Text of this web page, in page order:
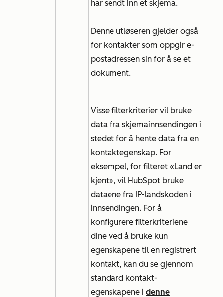
har sendt inn et skjema.
Denne utløseren gjelder også
for kontakter som oppgir e-
postadressen sin for å se et
dokument.
Visse filterkriterier vil bruke
data fra skjemainnsendingen i
stedet for å hente data fra en
kontaktegenskap. For
eksempel, for filteret «Land er
kjent», vil HubSpot bruke
dataene fra IP-landskoden i
innsendingen. For å
konfigurere filterkriteriene
dine ved å bruke kun
egenskapene til en registrert
kontakt, kan du se gjennom
standard kontakt-
egenskapene i denne